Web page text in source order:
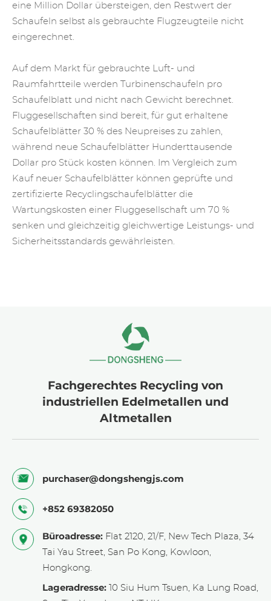
eine Million Dollar übersteigen, den Restwert der
Schaufeln selbst als gebrauchte Flugzeugteile nicht
eingerechnet.
Auf dem Markt für gebrauchte Luft- und
Raumfahrtteile werden Turbinenschaufeln pro
Schaufelblatt und nicht nach Gewicht berechnet.
Fluggesellschaften sind bereit, für gut erhaltene
Schaufelblätter 30 % des Neupreises zu zahlen,
während neue Schaufelblätter Hunderttausende
Dollar pro Stück kosten können. Im Vergleich zum
Kauf neuer Schaufelblätter können geprüfte und
zertifizierte Recyclingschaufelblätter die
Wartungskosten einer Fluggesellschaft um 70 %
senken und gleichzeitig gleichwertige Leistungs- und
Sicherheitsstandards gewährleisten.
Fachgerechtes Recycling von
industriellen Edelmetallen und
Altmetallen
purchaser@dongshengjs.com
+852 69382050
Büroadresse: Flat 2120, 21/F, New Tech Plaza, 34
Tai Yau Street, San Po Kong, Kowloon,
Hongkong.
Lageradresse: 10 Siu Hum Tsuen, Ka Lung Road,